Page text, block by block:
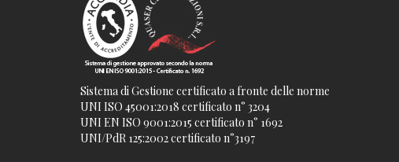
Sistema di Gestione certificato a fronte delle norme
UNI ISO 45001:2018 certificato n° 3204
UNI EN ISO 9001:2015 certificato n° 1692
UNI/PdR 125:2002 certificato n°3197